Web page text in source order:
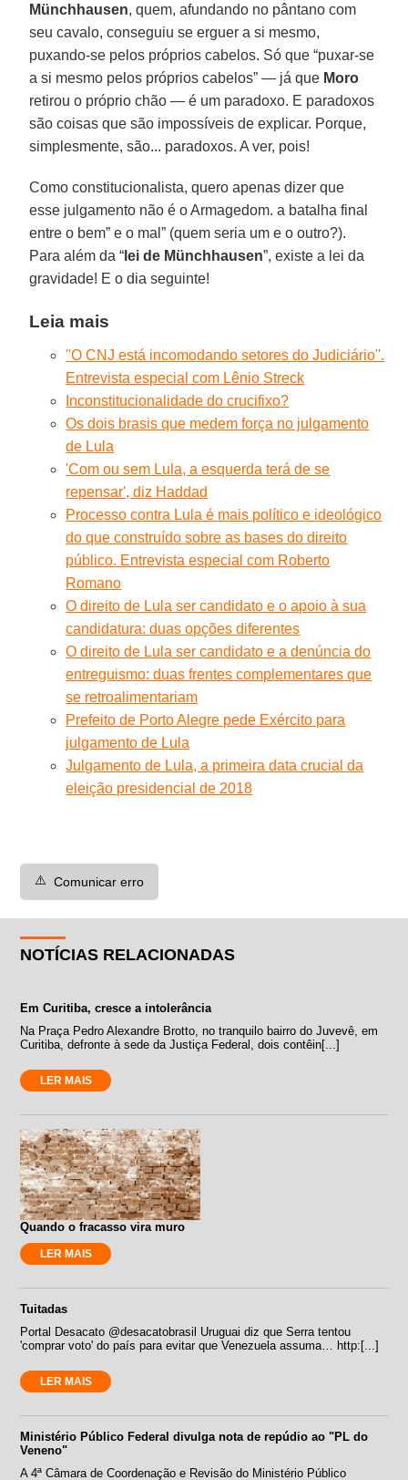
Münchhausen, quem, afundando no pântano com
seu cavalo, conseguiu se erguer a si mesmo,
puxando-se pelos próprios cabelos. Só que “puxar-se
a si mesmo pelos próprios cabelos” — já que Moro
retirou o próprio chão — é um paradoxo. E paradoxos
são coisas que são impossíveis de explicar. Porque,
simplesmente, são... paradoxos. A ver, pois!
Como constitucionalista, quero apenas dizer que
esse julgamento não é o Armagedom. a batalha final
entre o bem” e o mal” (quem seria um e o outro?).
Para além da “ lei de Münchhausen”, existe a lei da
gravidade! E o dia seguinte!
Leia mais
''O CNJ está incomodando setores do Judiciário''.
Entrevista especial com Lênio Streck
Inconstitucionalidade do crucifixo?
Os dois brasis que medem força no julgamento
de Lula
'Com ou sem Lula, a esquerda terá de se
repensar', diz Haddad
Processo contra Lula é mais político e ideológico
do que construído sobre as bases do direito
público. Entrevista especial com Roberto
Romano
O direito de Lula ser candidato e o apoio à sua
candidatura: duas opções diferentes
O direito de Lula ser candidato e a denúncia do
entreguismo: duas frentes complementares que
se retroalimentariam
Prefeito de Porto Alegre pede Exército para
julgamento de Lula
Julgamento de Lula, a primeira data crucial da
eleição presidencial de 2018
⚠️ Comunicar erro
NOTÍCIAS RELACIONADAS
Em Curitiba, cresce a intolerância
Na Praça Pedro Alexandre Brotto, no tranquilo bairro do Juvevê, em
Curitiba, defronte à sede da Justiça Federal, dois contêin[...]
LER MAIS
Quando o fracasso vira muro
LER MAIS
Tuitadas
Portal Desacato ‏@desacatobrasil Uruguai diz que Serra tentou
'comprar voto' do país para evitar que Venezuela assuma… http:[...]
LER MAIS
Ministério Público Federal divulga nota de repúdio ao "PL do
Veneno"
A 4ª Câmara de Coordenação e Revisão do Ministério Público